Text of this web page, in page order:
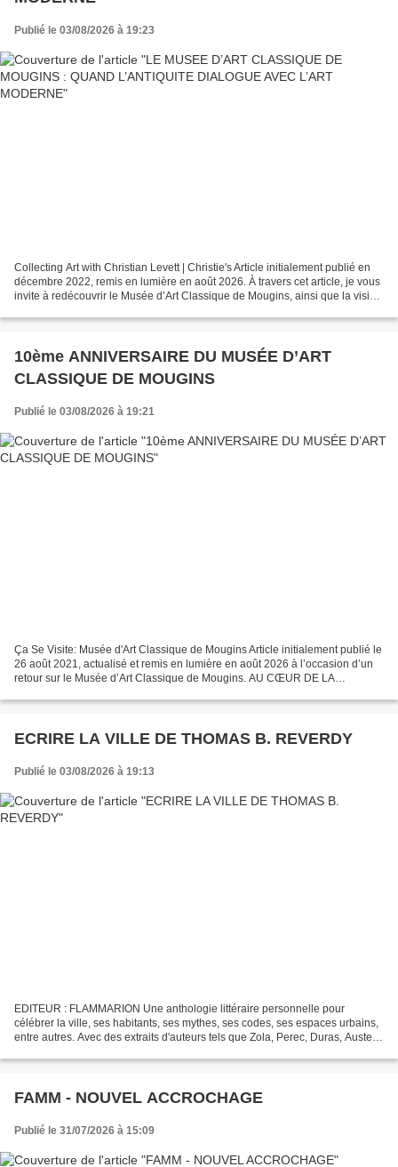
Publié le 03/08/2026 à 19:23
Collecting Art with Christian Levett | Christie's Article initialement publié en
décembre 2022, remis en lumière en août 2026. À travers cet article, je vous
invite à redécouvrir le Musée d’Art Classique de Mougins, ainsi que la vision
10ème ANNIVERSAIRE DU MUSÉE D’ART
CLASSIQUE DE MOUGINS
Publié le 03/08/2026 à 19:21
Ça Se Visite: Musée d'Art Classique de Mougins Article initialement publié le
26 août 2021, actualisé et remis en lumière en août 2026 à l’occasion d’un
retour sur le Musée d’Art Classique de Mougins. AU CŒUR DE LA
ECRIRE LA VILLE DE THOMAS B. REVERDY
Publié le 03/08/2026 à 19:13
EDITEUR : FLAMMARION Une anthologie littéraire personnelle pour
célébrer la ville, ses habitants, ses mythes, ses codes, ses espaces urbains,
entre autres. Avec des extraits d'auteurs tels que Zola, Perec, Duras, Auster,
FAMM - NOUVEL ACCROCHAGE
Publié le 31/07/2026 à 15:09